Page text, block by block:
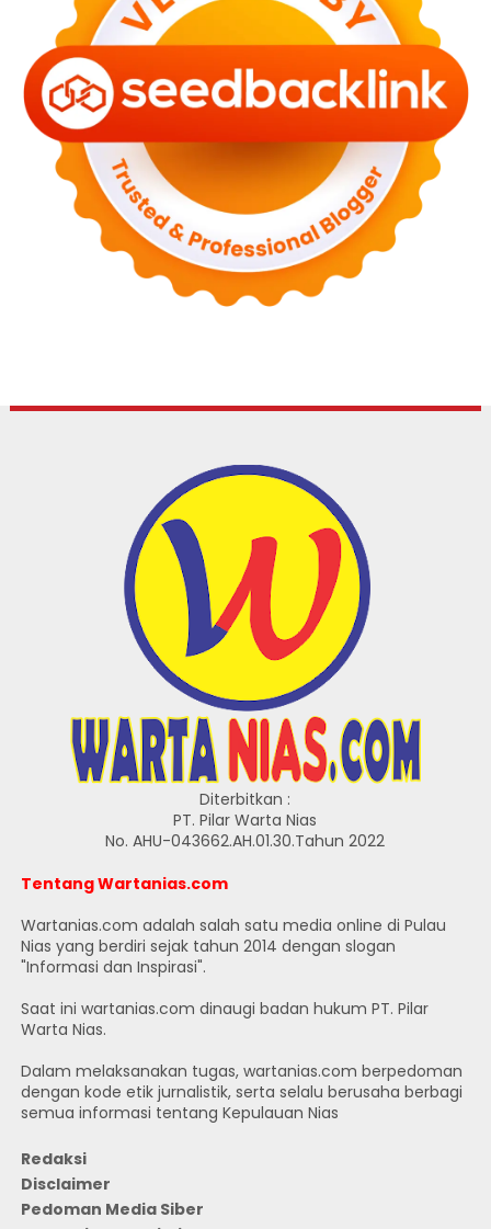
Diterbitkan :
PT. Pilar Warta Nias
No. AHU-043662.AH.01.30.Tahun 2022
Tentang Wartanias.com
Wartanias.com adalah salah satu media online di Pulau
Nias yang berdiri sejak tahun 2014 dengan slogan
"Informasi dan Inspirasi".
Saat ini wartanias.com dinaugi badan hukum PT. Pilar
Warta Nias.
Dalam melaksanakan tugas, wartanias.com berpedoman
dengan kode etik jurnalistik, serta selalu berusaha berbagi
semua informasi tentang Kepulauan Nias
Redaksi
Disclaimer
Pedoman Media Siber